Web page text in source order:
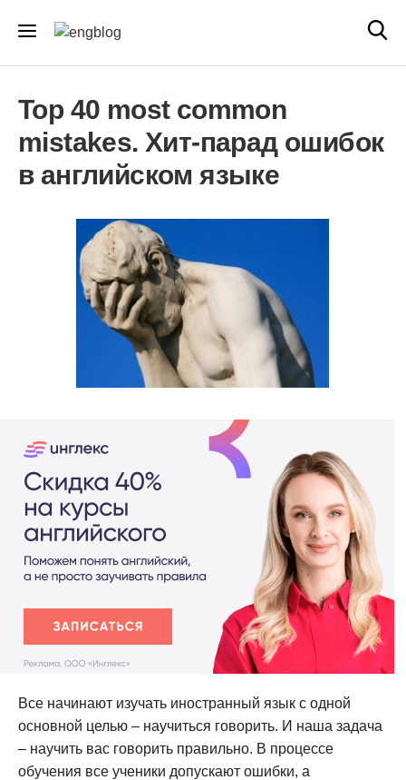
Top 40 most common
mistakes. Хит-парад ошибок
в английском языке
Все начинают изучать иностранный язык с одной
основной целью – научиться говорить. И наша задача
– научить вас говорить правильно. В процессе
обучения все ученики допускают ошибки, а